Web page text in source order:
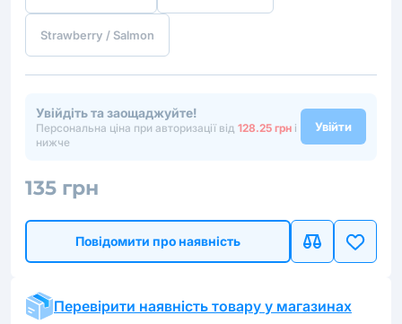
Strawberry / Salmon
Увійдіть та заощаджуйте!
Персональна ціна при авторизації від 128.25 грн і
нижче
Увійти
135 грн
Повідомити про наявність
Перевірити наявність товару у магазинах